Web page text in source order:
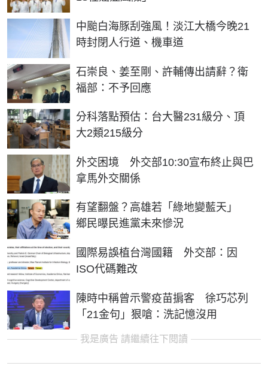
中颱白海豚刮強風！淡江大橋今晚21
時封閉人行道、機車道
石崇良、姜至剛、許輔傳出請辭？衛
福部：不予回應
分科落點預估：台大醫231級分、頂
大2類215級分
外交困境 外交部10:30宣布終止與巴
拿馬外交關係
有望翻盤？高雄若「綠地變藍天」
鄉民曝民進黨未來慘況
國際易誤植台灣國籍 外交部：因
ISO代碼難改
陳時中稱曾示警疫苗掮客 徐巧芯列
「21金句」狠嗆：洗記憶沒用
我是廣告 請繼續往下閱讀